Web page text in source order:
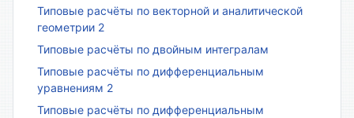
Типовые расчёты по векторной и аналитической
геометрии 2
Типовые расчёты по двойным интегралам
Типовые расчёты по дифференциальным
уравнениям 2
Типовые расчёты по дифференциальным